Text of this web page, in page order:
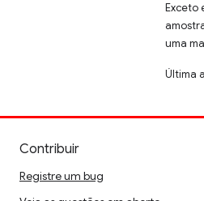
Exceto
uma
Última
Contribuir
Registre um bug